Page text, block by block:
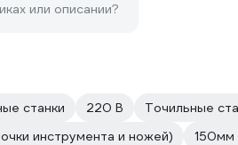
или описании?
станки 220 В Точильные
инструмента и ножей)